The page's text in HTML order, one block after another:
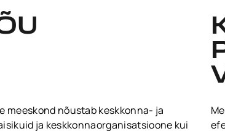
meeskond nõustab keskkonna- ja
ja keskkonnaorganisatsioone kui